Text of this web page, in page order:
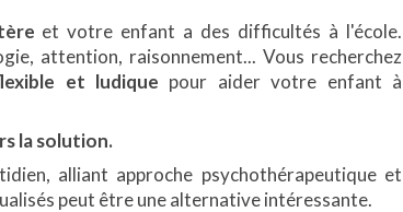
et votre enfant a des difficultés à l'école.
attention, raisonnement... Vous recherchez
et ludique pour aider votre enfant à
la solution.
alliant approche psychothérapeutique et
peut être une alternative intéressante.